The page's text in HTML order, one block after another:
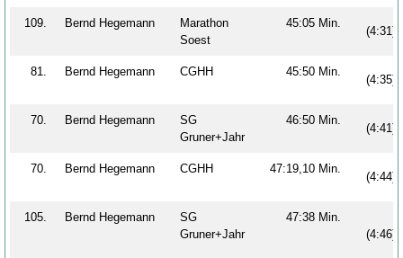
109. Bernd Hegemann
Marathon
Soest
45:05 Min.
(4:31)
81. Bernd Hegemann CGHH 45:50 Min.
(4:35)
70. Bernd Hegemann
SG
Gruner+Jahr
46:50 Min.
(4:41)
70. Bernd Hegemann CGHH 47:19,10 Min.
(4:44)
105. Bernd Hegemann
SG
Gruner+Jahr
47:38 Min.
(4:46)